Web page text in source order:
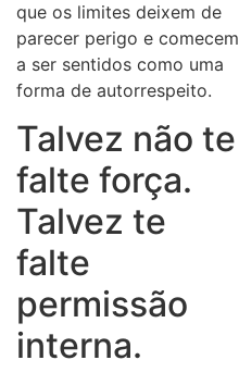
que os limites deixem de
parecer perigo e comecem
a ser sentidos como uma
forma de autorrespeito.
Talvez não te
falte força.
Talvez te
falte
permissão
interna.